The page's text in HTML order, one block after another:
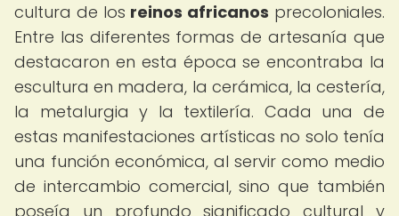
cultura de los reinos africanos precoloniales.
Entre las diferentes formas de artesanía que
destacaron en esta época se encontraba la
escultura en madera, la cerámica, la cestería,
la metalurgia y la textilería. Cada una de
estas manifestaciones artísticas no solo tenía
una función económica, al servir como medio
de intercambio comercial, sino que también
poseía un profundo significado cultural y